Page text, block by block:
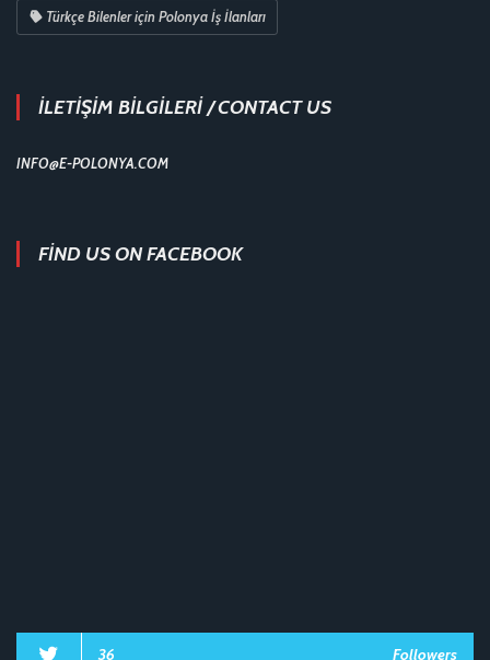
Türkçe Bilenler için Polonya İş İlanları
İLETİŞİM BİLGİLERİ / CONTACT US
INFO@E-POLONYA.COM
FIND US ON FACEBOOK
36 Followers